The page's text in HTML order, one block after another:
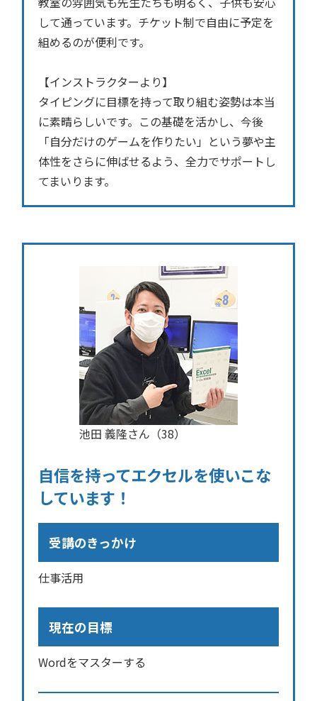
して通っています。チケット制で自由に予定を
組めるのが便利です。
【インストラクターより】
タイピングに目標を持って取り組む姿勢は本当
に素晴らしいです。この基礎を活かし、今後
「自分だけのゲームを作りたい」という夢や主
体性をさらに伸ばせるよう、全力でサポートし
てまいります。
池田 義隆さん（38）
自信を持ってエクセルを使いこな
しています！
受講のきっかけ
仕事活用
現在の目標
Wordをマスターする